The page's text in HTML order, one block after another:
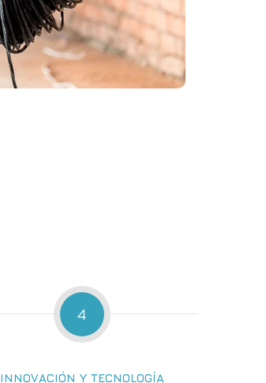
4
INNOVACIÓN Y TECNOLOGÍA